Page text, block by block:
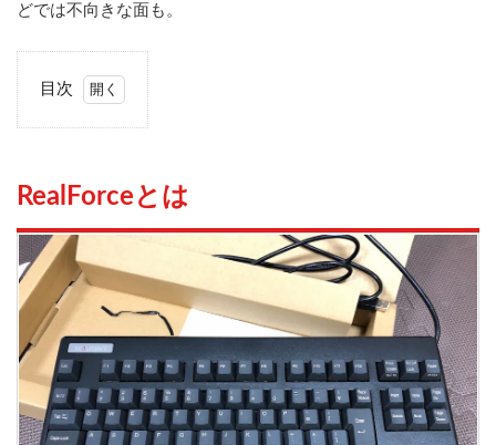
どでは不向きな面も。
目次
2
ゲ
ー
ミ
ン
グ
デ
バ
イ
ス
と
し
RealForceとは